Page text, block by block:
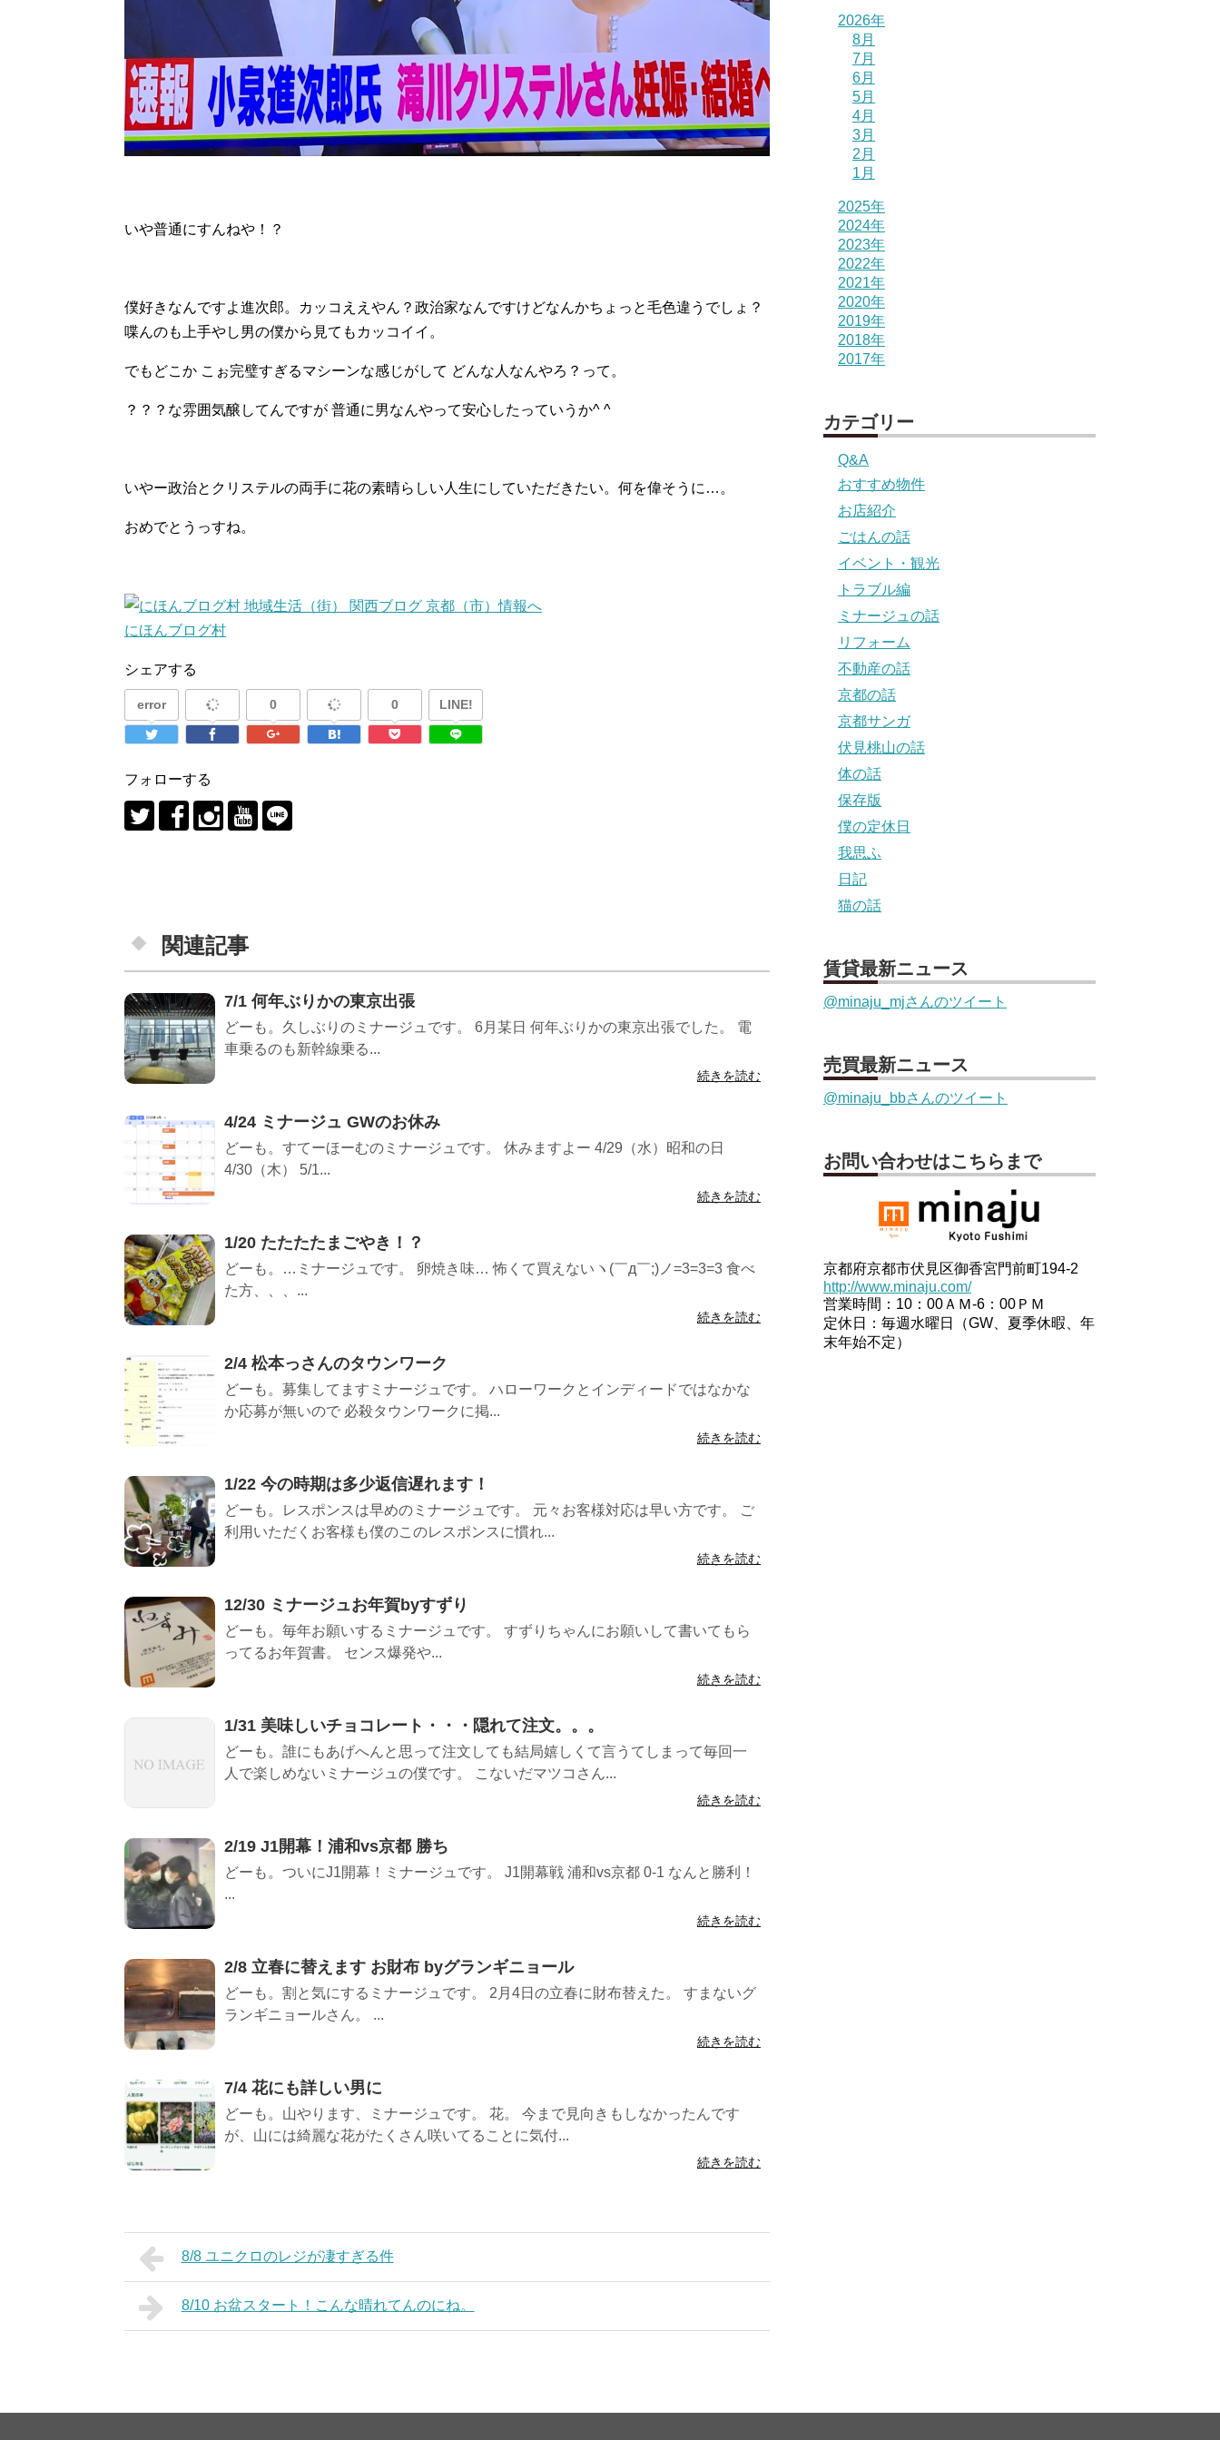
いや普通にすんねや！？
僕好きなんですよ進次郎。カッコええやん？政治家なんですけどなんかちょっと毛色違うでしょ？
喋んのも上手やし男の僕から見てもカッコイイ。
でもどこか こぉ完璧すぎるマシーンな感じがして どんな人なんやろ？って。
？？？な雰囲気醸してんですが 普通に男なんやって安心したっていうか^ ^
いやー政治とクリステルの両手に花の素晴らしい人生にしていただきたい。何を偉そうに…。
おめでとうっすね。
にほんブログ村
シェアする
error 0 0 LINE!
フォローする
関連記事
7/1 何年ぶりかの東京出張
どーも。久しぶりのミナージュです。 6月某日 何年ぶりかの東京出張でした。 電
車乗るのも新幹線乗る...
続きを読む
4/24 ミナージュ GWのお休み
どーも。すてーほーむのミナージュです。 休みますよー 4/29（水）昭和の日
4/30（木） 5/1...
続きを読む
1/20 たたたたまごやき！？
どーも。…ミナージュです。 卵焼き味… 怖くて買えないヽ(￣д￣;)ノ=3=3=3 食べ
た方、、、...
続きを読む
2/4 松本っさんのタウンワーク
どーも。募集してますミナージュです。 ハローワークとインディードではなかな
か応募が無いので 必殺タウンワークに掲...
続きを読む
1/22 今の時期は多少返信遅れます！
どーも。レスポンスは早めのミナージュです。 元々お客様対応は早い方です。 ご
利用いただくお客様も僕のこのレスポンスに慣れ...
続きを読む
12/30 ミナージュお年賀byすずり
どーも。毎年お願いするミナージュです。 すずりちゃんにお願いして書いてもら
ってるお年賀書。 センス爆発や...
続きを読む
1/31 美味しいチョコレート・・・隠れて注文。。。
どーも。誰にもあげへんと思って注文しても結局嬉しくて言うてしまって毎回一
人で楽しめないミナージュの僕です。 こないだマツコさん...
続きを読む
2/19 J1開幕！浦和vs京都 勝ち
どーも。ついにJ1開幕！ミナージュです。 J1開幕戦 浦和vs京都 0-1 なんと勝利！
...
続きを読む
2/8 立春に替えます お財布 byグランギニョール
どーも。割と気にするミナージュです。 2月4日の立春に財布替えた。 すまないグ
ランギニョールさん。 ...
続きを読む
7/4 花にも詳しい男に
どーも。山やります、ミナージュです。 花。 今まで見向きもしなかったんです
が、山には綺麗な花がたくさん咲いてることに気付...
続きを読む
8/8 ユニクロのレジが凄すぎる件
8/10 お盆スタート！こんな晴れてんのにね。
2026年
8月
7月
6月
5月
4月
3月
2月
1月
2025年
2024年
2023年
2022年
2021年
2020年
2019年
2018年
2017年
カテゴリー
Q&A
おすすめ物件
お店紹介
ごはんの話
イベント・観光
トラブル編
ミナージュの話
リフォーム
不動産の話
京都の話
京都サンガ
伏見桃山の話
体の話
保存版
僕の定休日
我思ふ
日記
猫の話
賃貸最新ニュース
@minaju_mjさんのツイート
売買最新ニュース
@minaju_bbさんのツイート
お問い合わせはこちらまで
京都府京都市伏見区御香宮門前町194-2
http://www.minaju.com/
営業時間：10：00ＡＭ-6：00ＰＭ
定休日：毎週水曜日（GW、夏季休暇、年
末年始不定）